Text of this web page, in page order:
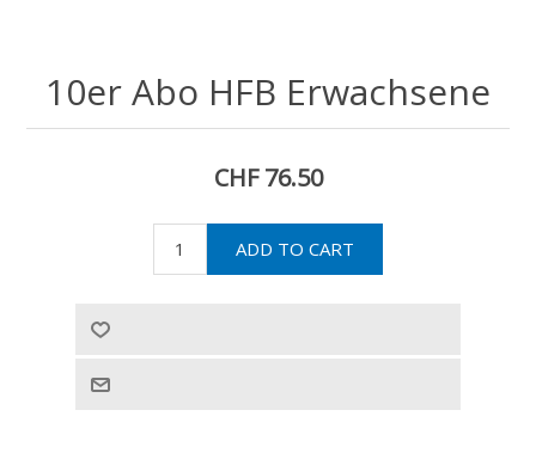
10er Abo HFB Erwachsene
CHF 76.50